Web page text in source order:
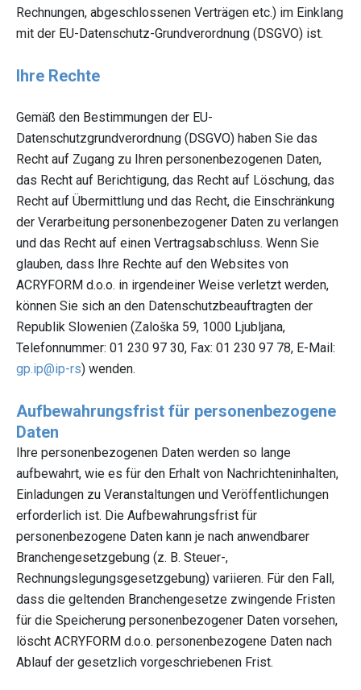
Rechnungen, abgeschlossenen Verträgen etc.) im Einklang
mit der EU-Datenschutz-Grundverordnung (DSGVO) ist.
Ihre Rechte
Gemäß den Bestimmungen der EU-
Datenschutzgrundverordnung (DSGVO) haben Sie das
Recht auf Zugang zu Ihren personenbezogenen Daten,
das Recht auf Berichtigung, das Recht auf Löschung, das
Recht auf Übermittlung und das Recht, die Einschränkung
der Verarbeitung personenbezogener Daten zu verlangen
und das Recht auf einen Vertragsabschluss. Wenn Sie
glauben, dass Ihre Rechte auf den Websites von
ACRYFORM d.o.o. in irgendeiner Weise verletzt werden,
können Sie sich an den Datenschutzbeauftragten der
Republik Slowenien (Zaloška 59, 1000 Ljubljana,
Telefonnummer: 01 230 97 30, Fax: 01 230 97 78, E-Mail:
gp.ip@ip-rs) wenden.
Aufbewahrungsfrist für personenbezogene
Daten
Ihre personenbezogenen Daten werden so lange
aufbewahrt, wie es für den Erhalt von Nachrichteninhalten,
Einladungen zu Veranstaltungen und Veröffentlichungen
erforderlich ist. Die Aufbewahrungsfrist für
personenbezogene Daten kann je nach anwendbarer
Branchengesetzgebung (z. B. Steuer-,
Rechnungslegungsgesetzgebung) variieren. Für den Fall,
dass die geltenden Branchengesetze zwingende Fristen
für die Speicherung personenbezogener Daten vorsehen,
löscht ACRYFORM d.o.o. personenbezogene Daten nach
Ablauf der gesetzlich vorgeschriebenen Frist.